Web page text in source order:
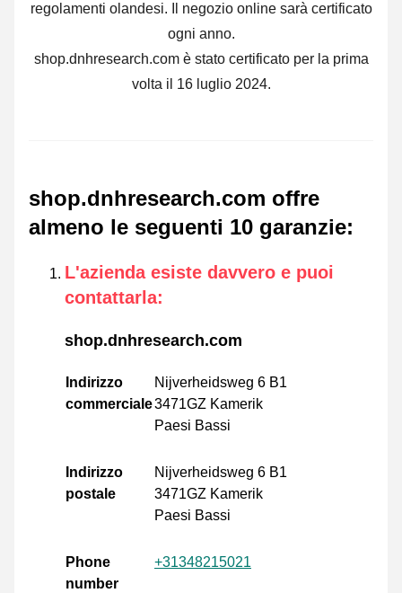
regolamenti olandesi. Il negozio online sarà certificato
ogni anno.
shop.dnhresearch.com è stato certificato per la prima
volta il 16 luglio 2024.
shop.dnhresearch.com offre
almeno le seguenti 10 garanzie:
L'azienda esiste davvero e puoi
contattarla:
shop.dnhresearch.com
Indirizzo
commerciale
Nijverheidsweg 6 B1
3471GZ Kamerik
Paesi Bassi
Indirizzo
postale
Nijverheidsweg 6 B1
3471GZ Kamerik
Paesi Bassi
Phone
number
+31348215021